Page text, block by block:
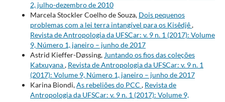
2, julho-dezembro de 2010
Marcela Stockler Coelho de Souza, Dois pequenos
problemas com a lei terra intangível para os Kisêdjê,
Revista de Antropologia da UFSCar: v. 9 n. 1 (2017): Volume
9, Número 1, janeiro – junho de 2017
Astrid Kieffer-Døssing, Juntando os fios das coleções
Katxuyana, Revista de Antropologia da UFSCar: v. 9 n. 1
(2017): Volume 9, Número 1, janeiro – junho de 2017
Karina Biondi,As rebeliões do PCC , Revista de
Antropologia da UFSCar: v. 9 n. 1 (2017): Volume 9,